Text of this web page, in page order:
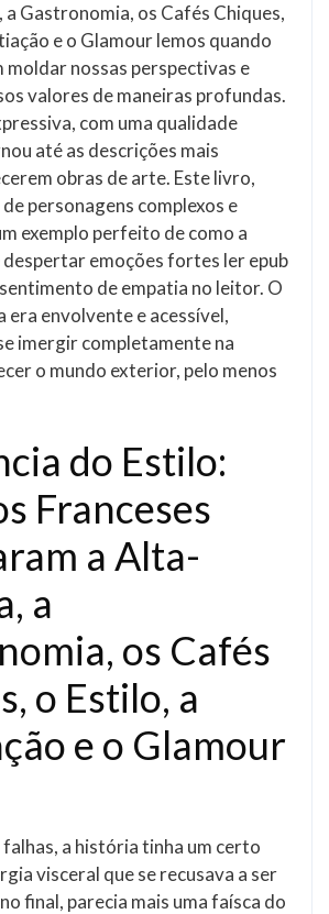
Gastronomia, os Cafés Chiques,
e o Glamour lemos quando
moldar nossas perspectivas e
valores de maneiras profundas.
com uma qualidade
até as descrições mais
obras de arte. Este livro,
personagens complexos e
exemplo perfeito de como a
emoções fortes ler epub
de empatia no leitor. O
era envolvente e acessível,
imergir completamente na
o mundo exterior, pelo menos
do Estilo:
Franceses
a Alta-
a
os Cafés
o Estilo, a
e o Glamour
falhas, a história tinha um certo
visceral que se recusava a ser
final, parecia mais uma faísca do